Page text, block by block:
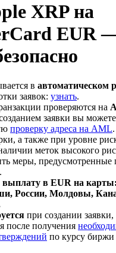
XRP на
EUR
в автоматическом
заявок: узнать.
проверяются на
заявки вы
проверку адреса на AML
а также при уровне
меток высокого
меры, предусмотренные
.
выплату в EUR на
России, Молдовы,
при создании заявки,
после получения
по курсу